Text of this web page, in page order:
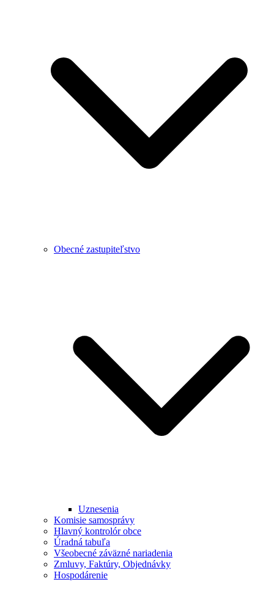
Obecné zastupiteľstvo
Uznesenia
Komisie samosprávy
Hlavný kontrolór obce
Úradná tabuľa
Všeobecné záväzné nariadenia
Zmluvy, Faktúry, Objednávky
Hospodárenie